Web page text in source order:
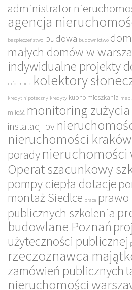
administrator
agencja
bezpieczeństwo budowa budownictwo dom
małych domów w
indywidualne projekty
informacje kolektory
kredyt hipoteczny kredyty kupno mieszkania
miłość monitoring
instalacji pv
nieruchomości kraków
poradynieruchomości
Operat szacunkowy
pompy ciepła dotacje
montaż Siedlce praca
publicznych szkolenia
budowlane Poznań
użyteczności publicznej
rzeczoznawca
zamówień publicznych
nieruchomości